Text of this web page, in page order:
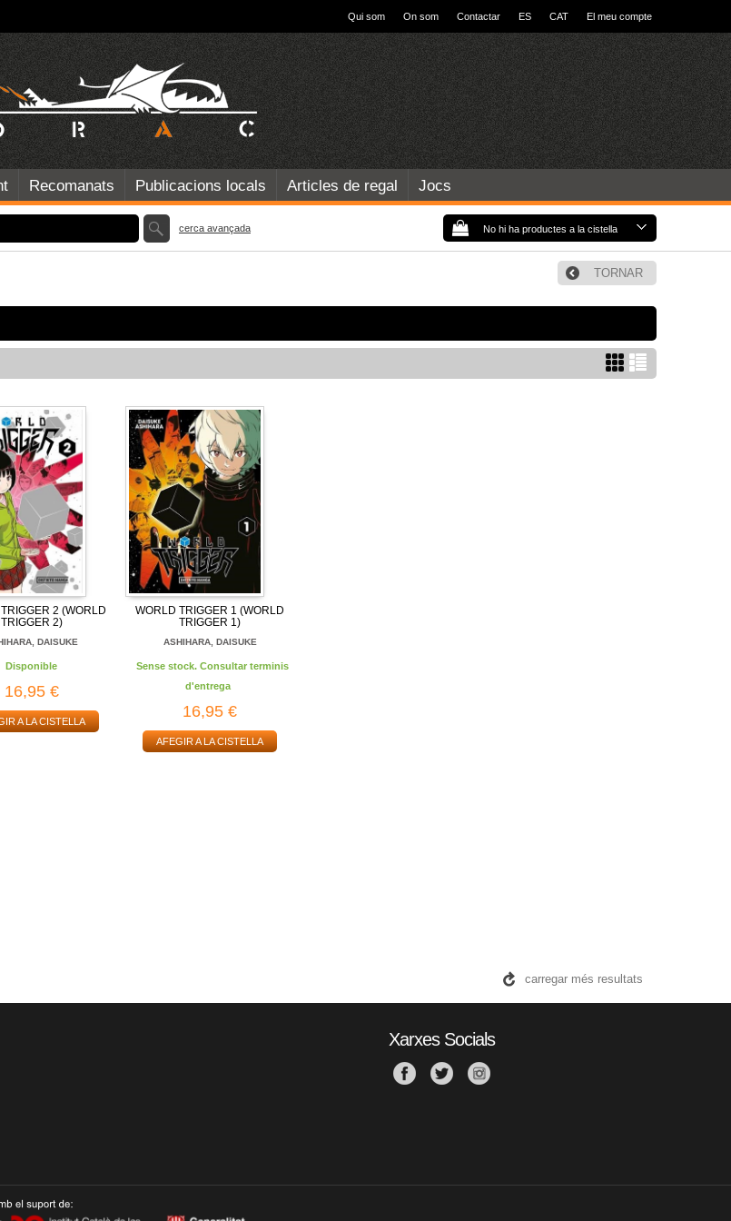
Qui som On som Contactar ES CAT El meu compte
Recomanats Publicacions locals Articles de regal Jocs
No hi ha productes a la cistella
cerca avançada
TORNAR
2 (WORLD
TRIGGER 2)
DAISUKE
Disponible
16,95 €
A LA CISTELLA
WORLD TRIGGER 1 (WORLD
TRIGGER 1)
ASHIHARA, DAISUKE
Sense stock. Consultar terminis
d'entrega
16,95 €
AFEGIR A LA CISTELLA
carregar més resultats
Xarxes Socials